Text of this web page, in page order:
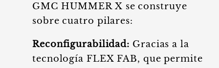
GMC HUMMER X se construye
sobre cuatro pilares:
Reconfigurabilidad: Gracias a la
tecnología FLEX FAB, que permite